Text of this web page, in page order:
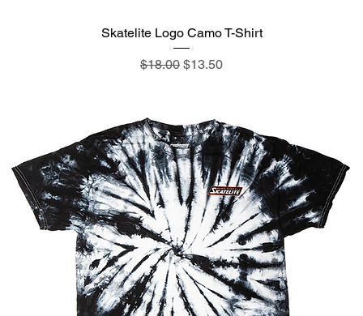
Skatelite Logo Camo T-Shirt
通常価格
$18.00 セール価格
$13.50